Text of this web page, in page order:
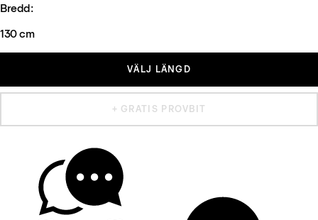
Bredd:
130 cm
VÄLJ LÄNGD
+ GRATIS PROVBIT